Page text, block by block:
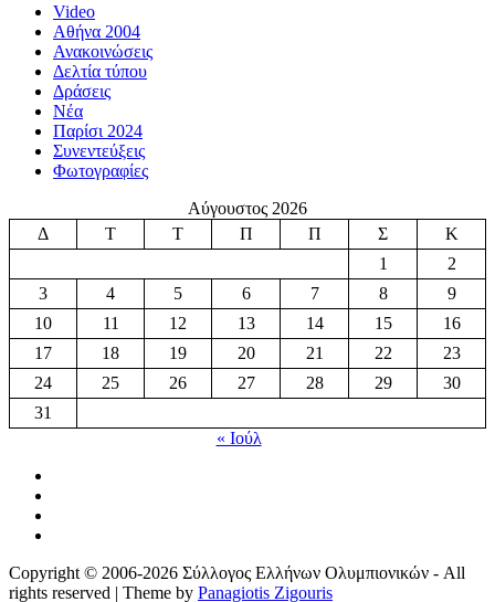
Video
Αθήνα 2004
Ανακοινώσεις
Δελτία τύπου
Δράσεις
Νέα
Παρίσι 2024
Συνεντεύξεις
Φωτογραφίες
Αύγουστος 2026
Δ
Τ Τ Π Π Σ
Κ
1
2
3
4 5 6 7 8
9
10
11 12 13 14 15
16
17
18 19 20 21 22
23
24
25 26 27 28 29
30
31
« Ιούλ
Copyright © 2006-2026 Σύλλογος Ελλήνων Ολυμπιονικών - All
rights reserved | Theme by Panagiotis Zigouris